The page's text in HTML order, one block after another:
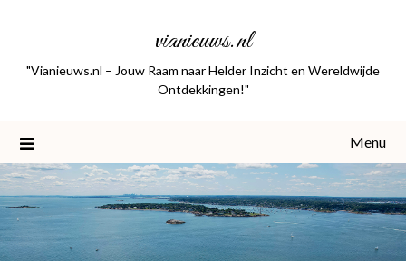
vianieuws.nl
"Vianieuws.nl – Jouw Raam naar Helder Inzicht en Wereldwijde
Ontdekkingen!"
Menu